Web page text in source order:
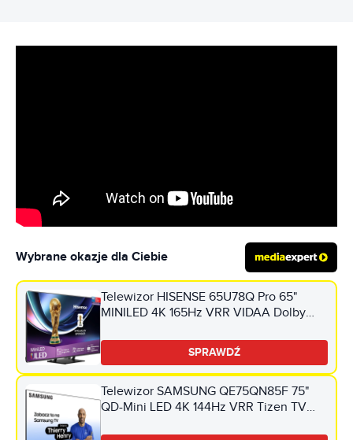
Wybrane okazje dla Ciebie
Telewizor HISENSE 65U78Q Pro 65"
MINILED 4K 165Hz VRR VIDAA Dolby
SPRAWDŹ
Telewizor SAMSUNG QE75QN85F 75"
QD-Mini LED 4K 144Hz VRR Tizen TV